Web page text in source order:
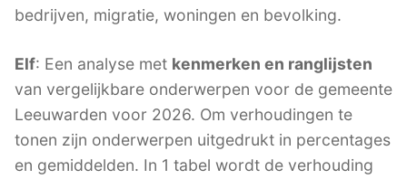
bedrijven, migratie, woningen en bevolking.
Elf: Een analyse met kenmerken en ranglijsten
van vergelijkbare onderwerpen voor de gemeente
Leeuwarden voor 2026. Om verhoudingen te
tonen zijn onderwerpen uitgedrukt in percentages
en gemiddelden. In 1 tabel wordt de verhouding